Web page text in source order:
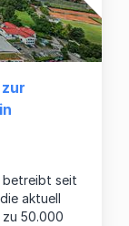
betreibt seit
aktuell
50.000